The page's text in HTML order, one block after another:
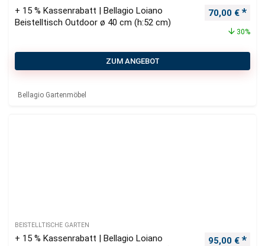
+ 15 % Kassenrabatt | Bellagio Loiano
Beistelltisch Outdoor ø 40 cm (h:52 cm)
70,00 €
30%
ZUM ANGEBOT
Bellagio Gartenmöbel
BEISTELLTISCHE GARTEN
+ 15 % Kassenrabatt | Bellagio Loiano
95,00 €